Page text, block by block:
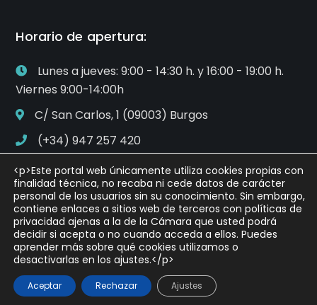
Horario de apertura:
Lunes a jueves: 9:00 - 14:30 h. y 16:00 - 19:00 h.
Viernes 9:00-14:00h
C/ San Carlos, 1 (09003) Burgos
(+34) 947 257 420
asesoramiento@camaraburgos.com
y Servicios de Burgos
<p>Este portal web únicamente utiliza cookies propias con
finalidad técnica, no recaba ni cede datos de carácter
personal de los usuarios sin su conocimiento. Sin embargo,
contiene enlaces a sitios web de terceros con políticas de
privacidad ajenas a la de la Cámara que usted podrá
decidir si acepta o no cuando acceda a ellos. Puedes
aprender más sobre qué cookies utilizamos o
desactivarlas en los ajustes.</p>
Aceptar Rechazar Ajustes